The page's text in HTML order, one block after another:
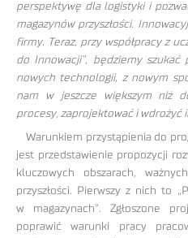
perspektywę dla logistyki i
magazynów przyszłości.
firmy. Teraz, przy współpracy z
do Innowacji”, będziemy
nowych technologii, z nowym
nam w jeszcze większym niż
procesy, zaprojektować i wdrożyć
Warunkiem przystąpienia do
jest przedstawienie propozycji
kluczowych obszarach,
przyszłości. Pierwszy z nich to
w magazynach”. Zgłoszone
poprawić warunki pracy